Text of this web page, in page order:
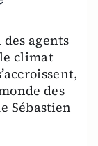
agents
climat
des
Sébastien